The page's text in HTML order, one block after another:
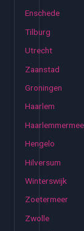
Enschede
Tilburg
Utrecht
Zaanstad
Groningen
Haarlem
Hengelo
Hilversum
Winterswijk
Zoetermeer
Zwolle